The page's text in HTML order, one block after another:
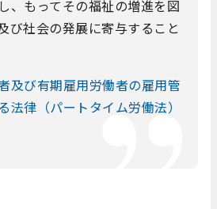
、もってその福祉の増進を図
び社会の発展に寄与すること
及び有期雇用労働者の雇用管
法律（パートタイム労働法）